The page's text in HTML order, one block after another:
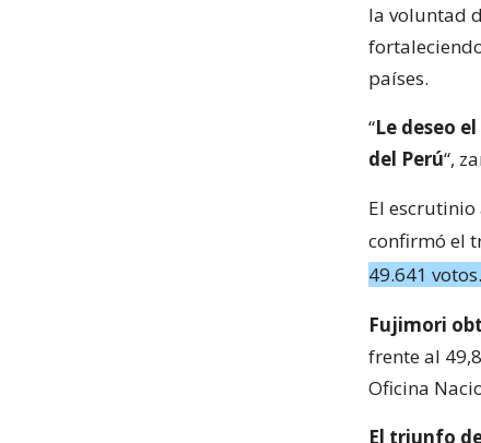
la voluntad
países.
“Le deseo
del Perú“,
El escrutinio
confirmó el
49.641 votos.
Fujimori
frente al
Oficina
El triunfo